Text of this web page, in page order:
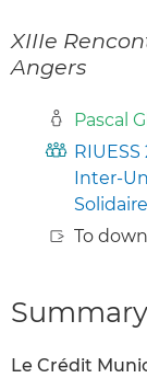
XIIIe
Angers
Pascal
Inter-
To
Le Crédit